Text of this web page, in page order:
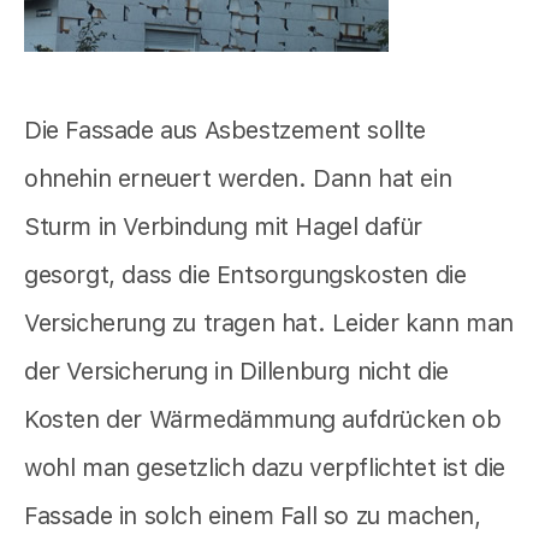
Die Fassade aus Asbestzement sollte
ohnehin erneuert werden. Dann hat ein
Sturm in Verbindung mit Hagel dafür
gesorgt, dass die Entsorgungskosten die
Versicherung zu tragen hat. Leider kann man
der Versicherung in Dillenburg nicht die
Kosten der Wärmedämmung aufdrücken ob
wohl man gesetzlich dazu verpflichtet ist die
Fassade in solch einem Fall so zu machen,